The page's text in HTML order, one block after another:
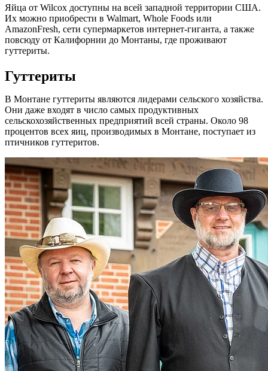
Яйца от Wilcox доступны на всей западной территории США.
Их можно приобрести в Walmart, Whole Foods или
AmazonFresh, сети супермаркетов интернет-гиганта, а также
повсюду от Калифорнии до Монтаны, где проживают
гуттериты.
Гуттериты
В Монтане гуттериты являются лидерами сельского хозяйства.
Они даже входят в число самых продуктивных
сельскохозяйственных предприятий всей страны. Около 98
процентов всех яиц, производимых в Монтане, поступает из
птичников гуттеритов.